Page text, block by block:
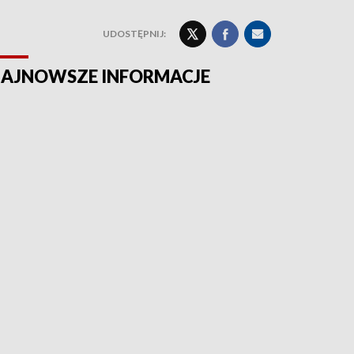
UDOSTĘPNIJ:
INFORMACJE